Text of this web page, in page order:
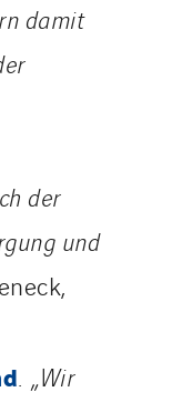
damit
der
und
. „Wir